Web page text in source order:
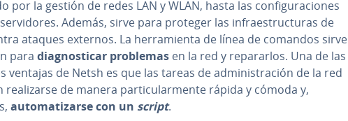
por la gestión de redes LAN y WLAN, hasta las co­n­fi­gu­ra­cio­nes
se­r­vi­do­res. Además, sirve para proteger las in­frae­s­tru­c­tu­ras de
ataques externos. La he­rra­mie­n­ta de línea de comandos sirve
para dia­g­no­s­ti­car problemas en la red y re­pa­rar­los. Una de las
ventajas de Netsh es que las tareas de ad­mi­ni­s­tra­ción de la red
rea­li­zar­se de manera pa­r­ti­cu­la­r­me­n­te rápida y cómoda y,
au­to­ma­ti­zar­secon un script.